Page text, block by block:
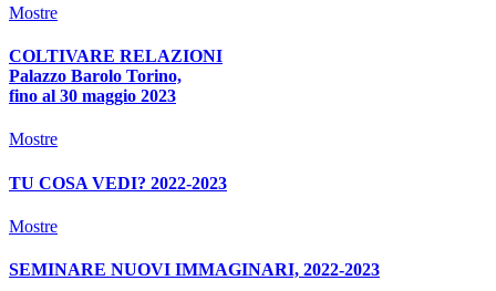
Mostre
COLTIVARE RELAZIONI
Palazzo Barolo Torino,
fino al 30 maggio 2023
Mostre
TU COSA VEDI? 2022-2023
Mostre
SEMINARE NUOVI IMMAGINARI, 2022-2023